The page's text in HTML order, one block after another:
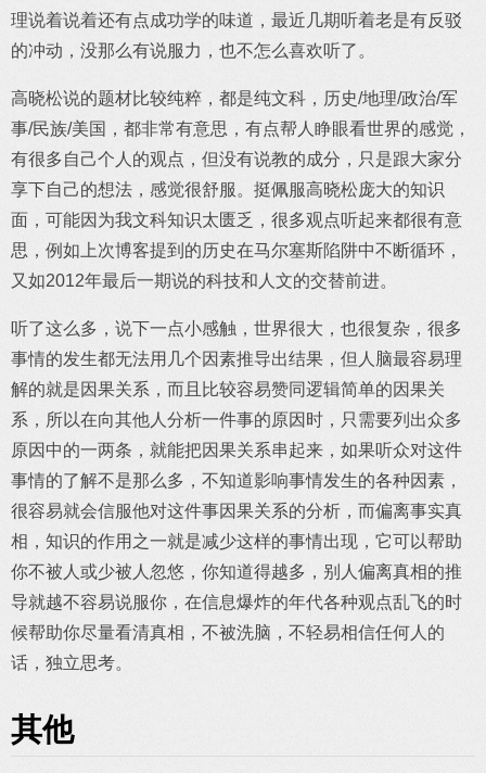
理说着说着还有点成功学的味道，最近几期听着老是有反驳
的冲动，没那么有说服力，也不怎么喜欢听了。
高晓松说的题材比较纯粹，都是纯文科，历史/地理/政治/军
事/民族/美国，都非常有意思，有点帮人睁眼看世界的感觉，
有很多自己个人的观点，但没有说教的成分，只是跟大家分
享下自己的想法，感觉很舒服。挺佩服高晓松庞大的知识
面，可能因为我文科知识太匮乏，很多观点听起来都很有意
思，例如上次博客提到的历史在马尔塞斯陷阱中不断循环，
又如2012年最后一期说的科技和人文的交替前进。
听了这么多，说下一点小感触，世界很大，也很复杂，很多
事情的发生都无法用几个因素推导出结果，但人脑最容易理
解的就是因果关系，而且比较容易赞同逻辑简单的因果关
系，所以在向其他人分析一件事的原因时，只需要列出众多
原因中的一两条，就能把因果关系串起来，如果听众对这件
事情的了解不是那么多，不知道影响事情发生的各种因素，
很容易就会信服他对这件事因果关系的分析，而偏离事实真
相，知识的作用之一就是减少这样的事情出现，它可以帮助
你不被人或少被人忽悠，你知道得越多，别人偏离真相的推
导就越不容易说服你，在信息爆炸的年代各种观点乱飞的时
候帮助你尽量看清真相，不被洗脑，不轻易相信任何人的
话，独立思考。
其他